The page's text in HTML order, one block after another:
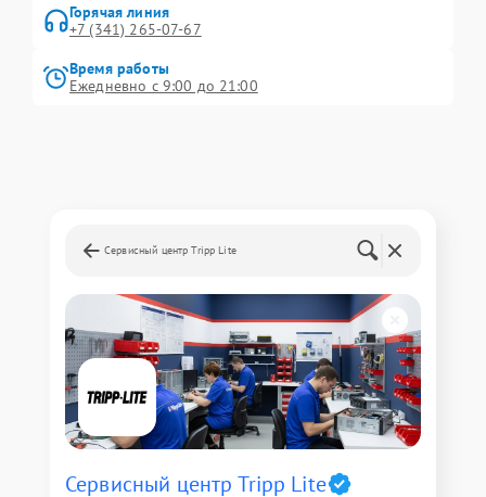
Горячая линия
+7 (341) 265-07-67
Время работы
Ежедневно с 9:00 до 21:00
Сервисный центр Tripp Lite
Сервисный центр Tripp Lite